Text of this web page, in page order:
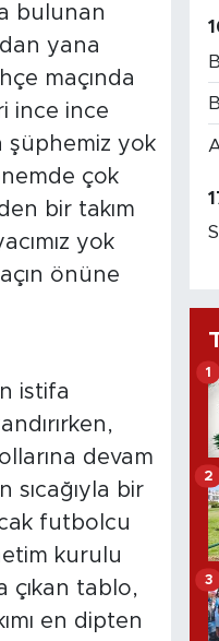
bulunan
yana
maçında
ince ince
şüphemiz yok
çok
bir takım
yok
önüne
istifa
devam
sıcağıyla bir
futbolcu
kurulu
çıkan tablo,
en dipten
1
2
3